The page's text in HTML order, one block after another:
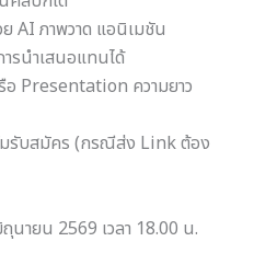
ย AI ภาพวาด แอนิเมชัน
รนำเสนอแทนได้
Presentation ความยาว
รับสมัคร (กรณีส่ง Link ต้อง
นายน 2569 เวลา 18.00 น.